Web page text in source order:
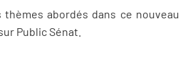
abordés dans ce nouveau
Public Sénat.